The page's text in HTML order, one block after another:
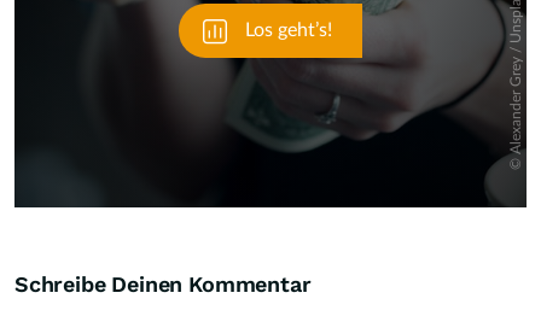
Schreibe Deinen Kommentar